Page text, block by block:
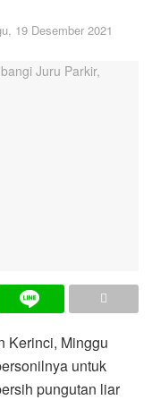
19 Desember 2021
Kerinci, Minggu
untuk
pungutan liar